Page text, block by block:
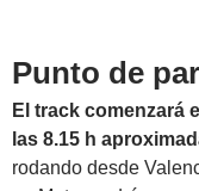
Punto de
El track comenzará
las 8.15 h
rodando desde